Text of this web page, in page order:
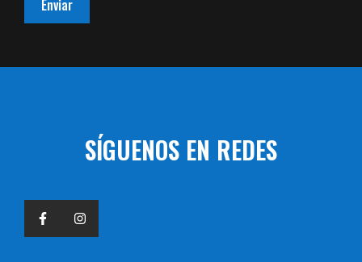
SÍGUENOS EN REDES